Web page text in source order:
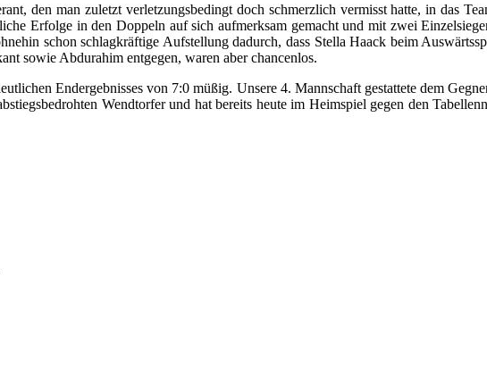
den man zuletzt verletzungsbedingt doch schmerzlich vermisst hatte, in das
Erfolge in den Doppeln auf sich aufmerksam gemacht und mit zwei
schon schlagkräftige Aufstellung dadurch, dass Stella Haack beim
sowie Abdurahim entgegen, waren aber chancenlos.
Endergebnisses von 7:0 müßig. Unsere 4. Mannschaft gestattete dem
Wendtorfer und hat bereits heute im Heimspiel gegen den